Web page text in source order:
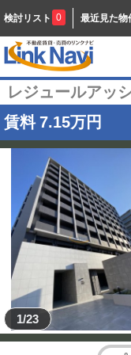
検討リスト 0 最近見た物
レジュールアッ
賃料 7.15万円
1/23